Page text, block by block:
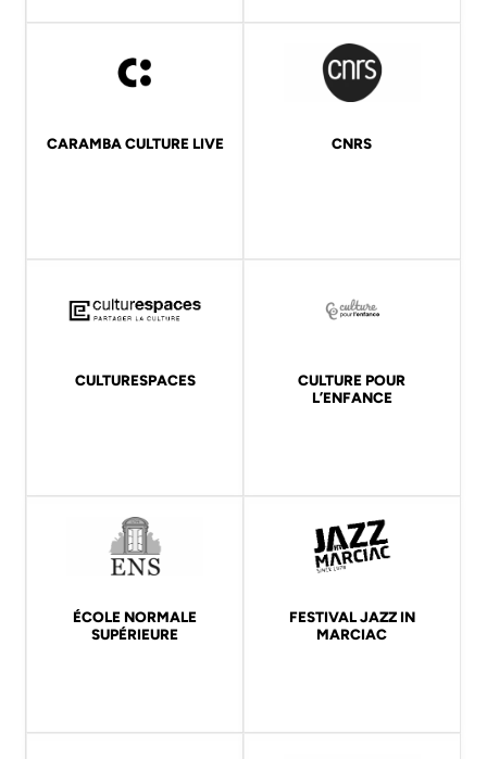
CARAMBA CULTURE LIVE CNRS
CULTURESPACES
CULTURE POUR
L’ENFANCE
ÉCOLE NORMALE
SUPÉRIEURE
FESTIVAL JAZZ IN
MARCIAC